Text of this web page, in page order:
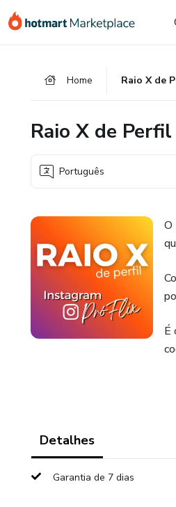
para
para
para
Home
Raio X de
Português
O
É
Detalhes
Garantia de 7 dias